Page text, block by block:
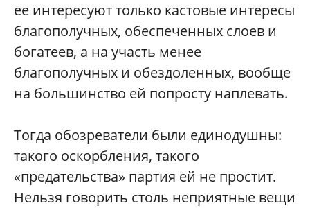
ее интересуют только кастовые интересы
благополучных, обеспеченных слоев и
богатеев, а на участь менее
благополучных и обездоленных, вообще
на большинство ей попросту наплевать.
Тогда обозреватели были единодушны:
такого оскорбления, такого
«предательства» партия ей не простит.
Нельзя говорить столь неприятные вещи